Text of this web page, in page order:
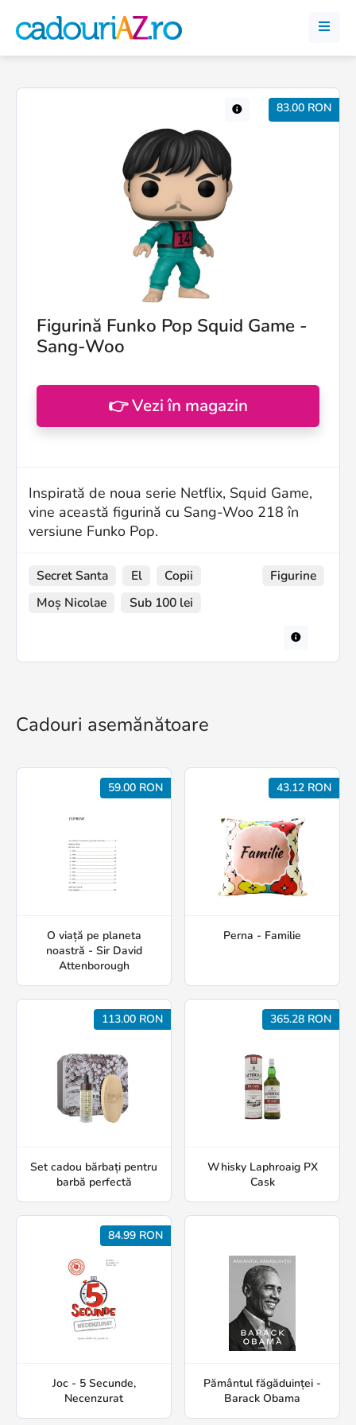
83.00 RON
Figurină Funko Pop Squid Game -
Sang-Woo
👉 Vezi în magazin
Inspirată de noua serie Netflix, Squid Game,
vine această figurină cu Sang-Woo 218 în
versiune Funko Pop.
Secret Santa El
Copii
Moș Nicolae
Sub 100 lei
Figurine
Cadouri asemănătoare
59.00 RON
O viață pe planeta
noastră - Sir David
Attenborough
43.12 RON
Perna - Familie
113.00 RON
Set cadou bărbați pentru
barbă perfectă
365.28 RON
Whisky Laphroaig PX
Cask
84.99 RON
Joc - 5 Secunde,
Necenzurat
Pământul făgăduinței -
Barack Obama